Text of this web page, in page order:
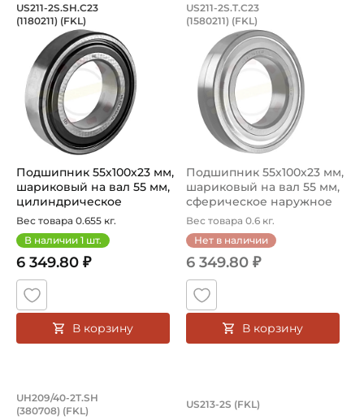
Подшипник 55х100х23 мм, шариковый
Подшипник US211-2S.SH.C23 (1180211) FKL шариковый
US211-2S.SH.C23
(1180211) (FKL)
Подшипник 55х100х23 мм,
шариковый на вал 55 мм,
цилиндрическое
наружное...
Вес товара 0.655 кг.
В наличии 1 шт.
6 349.80 ₽
В корзину
Подшипник
Шариковый Подшипник
US211-2S.T.C23
(1580211) (FKL)
Подшипник 55х100х23 мм,
шариковый на вал 55 мм,
сферическое наружное
ко...
Вес товара 0.6 кг.
Нет в наличии
6 349.80 ₽
В корзину
РСМ/подшипник 40х85х23/23 мм,
UH209/40-2T.SH
(380708) (FKL)
Подшипник
US213-2S (FKL)